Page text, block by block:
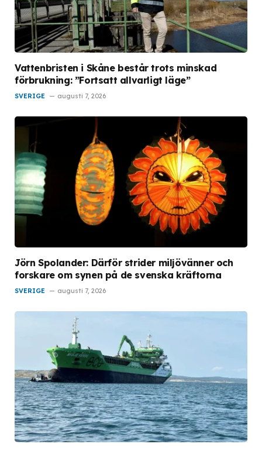
Vattenbristen i Skåne består trots minskad
förbrukning: ”Fortsatt allvarligt läge”
SVERIGE augusti 7, 2026
Jörn Spolander: Därför strider miljövänner och
forskare om synen på de svenska kräftorna
SVERIGE augusti 7, 2026